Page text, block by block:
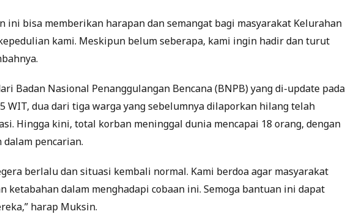
ini bisa memberikan harapan dan semangat bagi masyarakat Kelurahan
kami. Meskipun belum seberapa, kami ingin hadir dan turut
Badan Nasional Penanggulangan Bencana (BNPB) yang di-update pada
WIT, dua dari tiga warga yang sebelumnya dilaporkan hilang telah
Hingga kini, total korban meninggal dunia mencapai 18 orang, dengan
pencarian.
berlalu dan situasi kembali normal. Kami berdoa agar masyarakat
ketabahan dalam menghadapi cobaan ini. Semoga bantuan ini dapat
harap Muksin.